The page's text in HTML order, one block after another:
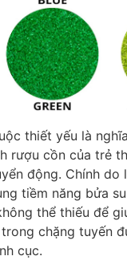
thiết yếu là
rượu cồn của trẻ
động. Chính do
tiềm năng bửa
thể thiếu để
chặng tuyến
cục.